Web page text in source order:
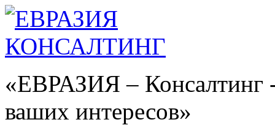
«ЕВРАЗИЯ – Консалтинг
ваших интересов»